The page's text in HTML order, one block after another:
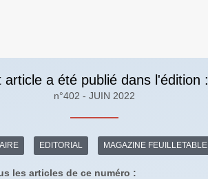
article a été publié dans l'édition :
n°402 - JUIN 2022
EDITORIAL MAGAZINE FEUILLETABLE
les articles de ce numéro :